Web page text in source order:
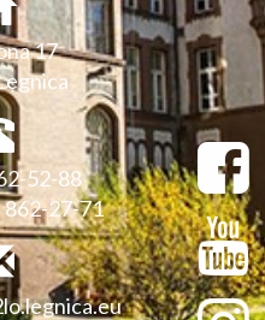
17
52-88
27-71